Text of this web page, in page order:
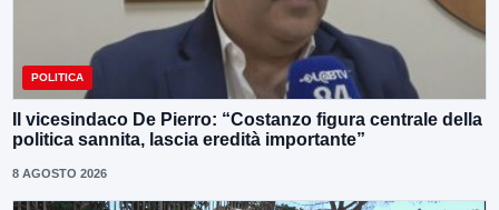
POLITICA
Il vicesindaco De Pierro: “Costanzo figura centrale della
politica sannita, lascia eredità importante”
8 AGOSTO 2026